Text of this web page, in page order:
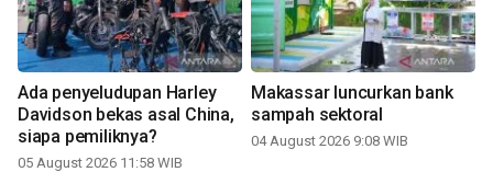
Ada penyeludupan Harley
Davidson bekas asal China,
siapa pemiliknya?
05 August 2026 11:58 WIB
Makassar luncurkan bank
sampah sektoral
04 August 2026 9:08 WIB